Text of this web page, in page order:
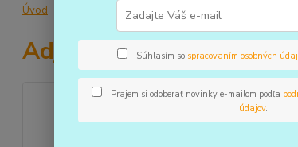
Úvod STAROSTLIVOSŤ O RUKY A NOHY
Adjustačné ponožky
Súhlasím so spracovaním osobných
Prajem si odoberať novinky e-mailom podľa
údajov.